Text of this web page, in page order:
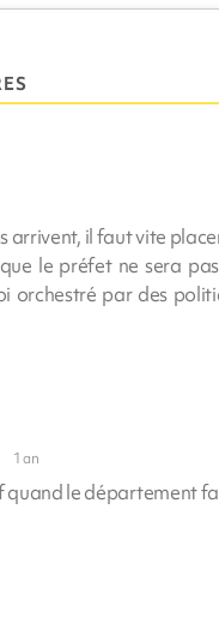
arrivent, il faut vite
le préfet ne sera
orchestré par des
1 an
quand le département